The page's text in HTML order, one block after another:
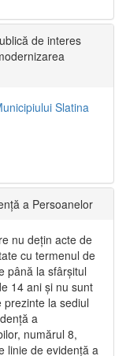
de interes
Slatina
a Persoanelor
nu dețin acte de
cu termenul de
până la sfârșitul
14 ani și nu sunt
la sediul
a
numărul 8,
linie de evidență a